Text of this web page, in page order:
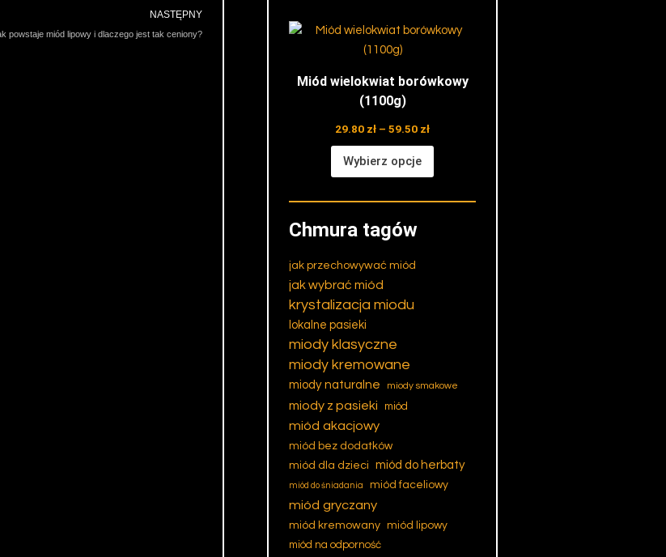
NASTĘPNY
powstaje miód lipowy i dlaczego jest tak ceniony?
Następny
Miód wielokwiat borówkowy
(1100g)
29.80 zł – 59.50 zł
Zakres
do
Wybierz opcje
Ten
produkt
wiele
wariantów.
Opcje
można
wybrać
stronie
produktu
Chmura tagów
jak przechowywać miód
jak wybrać miód
krystalizacja miodu
lokalne pasieki
miody klasyczne
miody kremowane
miody naturalne miody smakowe
miody z pasieki miód
miód akacjowy
miód bez dodatków
miód dla dzieci miód do herbaty
miód do śniadania miód faceliowy
miód gryczany
miód kremowany miód lipowy
miód na odporność